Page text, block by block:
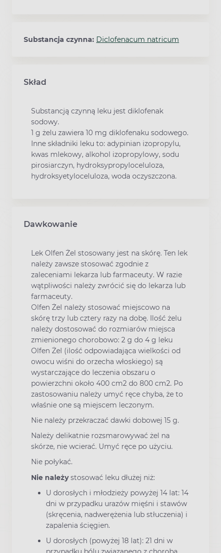
Substancja czynna: Diclofenacum natricum
Skład
Substancją czynną leku jest diklofenak
sodowy.
1 g żelu zawiera 10 mg diklofenaku sodowego.
Inne składniki leku to: adypinian izopropylu,
kwas mlekowy, alkohol izopropylowy, sodu
pirosiarczyn, hydroksypropyloceluloza,
hydroksyetyloceluloza, woda oczyszczona.
Dawkowanie
Lek Olfen Żel stosowany jest na skórę. Ten lek
należy zawsze stosować zgodnie z
zaleceniami lekarza lub farmaceuty. W razie
wątpliwości należy zwrócić się do lekarza lub
farmaceuty.
Olfen Żel należy stosować miejscowo na
skórę trzy lub cztery razy na dobę. Ilość żelu
należy dostosować do rozmiarów miejsca
zmienionego chorobowo: 2 g do 4 g leku
Olfen Żel (ilość odpowiadająca wielkości od
owocu wiśni do orzecha włoskiego) są
wystarczające do leczenia obszaru o
powierzchni około 400 cm2 do 800 cm2. Po
zastosowaniu należy umyć ręce chyba, że to
właśnie one są miejscem leczonym.
Nie należy przekraczać dawki dobowej 15 g.
Należy delikatnie rozsmarowywać żel na
skórze, nie wcierać. Umyć ręce po użyciu.
Nie połykać.
Nie należystosować leku dłużej niż:
U dorosłych i młodzieży powyżej 14 lat: 14
dni w przypadku urazów mięśni i stawów
(skręcenia, nadwerężenia lub stłuczenia) i
zapalenia ścięgien.
U dorosłych (powyżej 18 lat): 21 dni w